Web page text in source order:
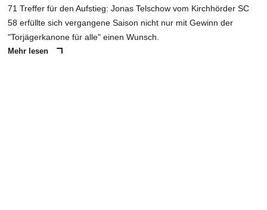
71 Treffer für den Aufstieg: Jonas Telschow vom Kirchhörder SC
58 erfüllte sich vergangene Saison nicht nur mit Gewinn der
"Torjägerkanone für alle" einen Wunsch.
Mehr lesen